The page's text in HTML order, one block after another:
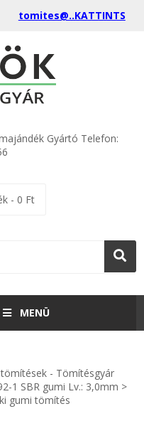
tomites@..KATTINTS
Gyártó Telefon:
- 0 Ft
MENÜ
videók
- Tömítésgyár
1 SBR gumi Lv.: 3,0mm >
gumi tömítés